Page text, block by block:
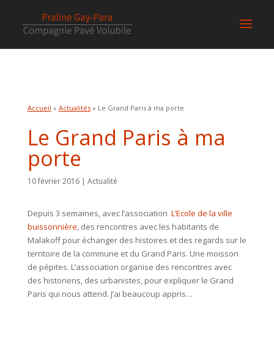
Accueil » Actualités» Le Grand Paris à ma porte
Le Grand Paris à ma
porte
10 février 2016 | Actualité
Depuis 3 semaines, avec l’association L’Ecole de la ville
buissonnière, des rencontres avec les habitants de
Malakoff pour échanger des histoires et des regards sur le
territoire de la commune et du Grand Paris. Une moisson
de pépites. L’association organise des rencontres avec
des historiens, des urbanistes, pour expliquer le Grand
Paris qui nous attend. J’ai beaucoup appris…